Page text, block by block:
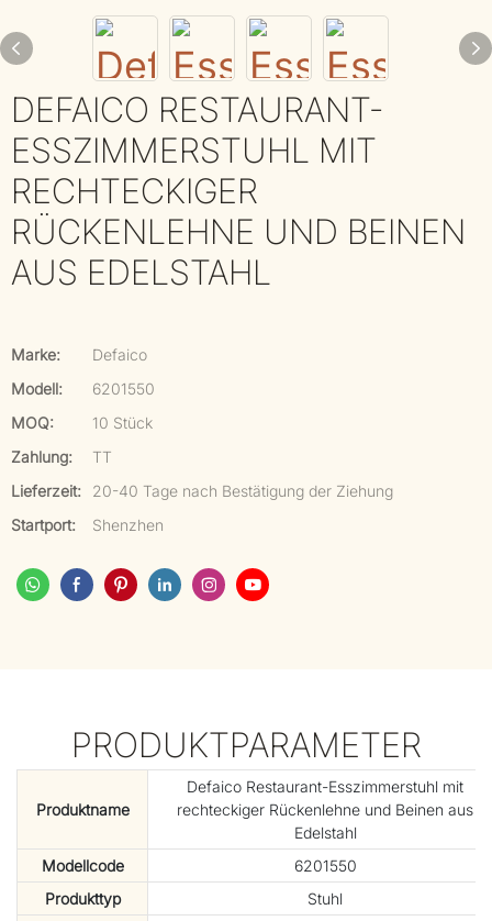
DEFAICO RESTAURANT-
ESSZIMMERSTUHL MIT
RECHTECKIGER
RÜCKENLEHNE UND BEINEN
AUS EDELSTAHL
Marke:
Defaico
Modell:
6201550
MOQ:
10 Stück
Zahlung:
TT
Lieferzeit:
20-40 Tage nach Bestätigung der Ziehung
Startport:
Shenzhen
PRODUKTPARAMETER
Produktname
Defaico Restaurant-Esszimmerstuhl mit
rechteckiger Rückenlehne und Beinen aus
Edelstahl
Modellcode
6201550
Produkttyp
Stuhl